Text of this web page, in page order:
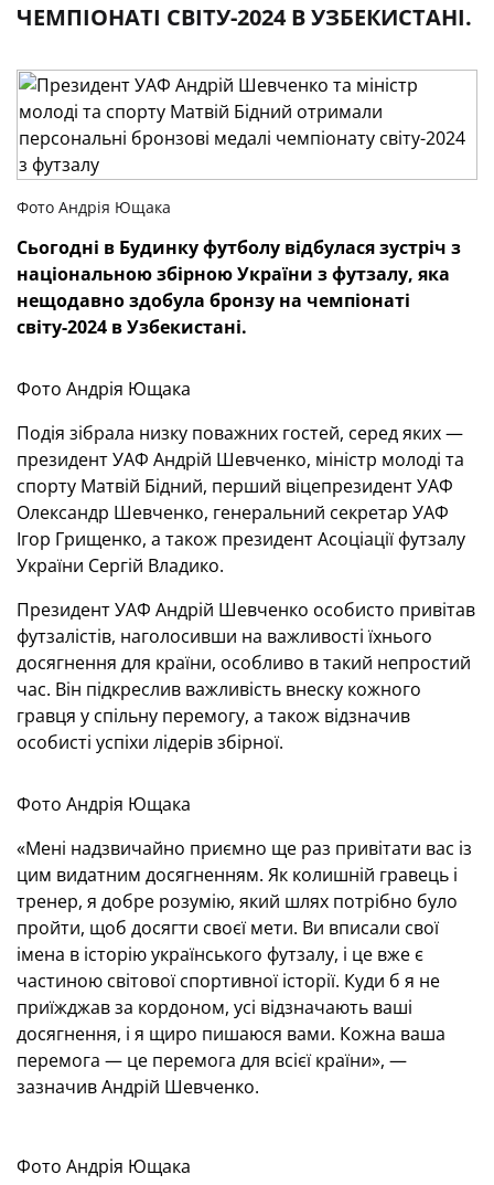
ЧЕМПІОНАТІ СВІТУ-2024 В УЗБЕКИСТАНІ.
Фото Андрія Ющака
Сьогодні в Будинку футболу відбулася зустріч з
національною збірною України з футзалу, яка
нещодавно здобула бронзу на чемпіонаті
світу-2024 в Узбекистані.
Фото Андрія Ющака
Подія зібрала низку поважних гостей, серед яких —
президент УАФ Андрій Шевченко, міністр молоді та
спорту Матвій Бідний, перший віцепрезидент УАФ
Олександр Шевченко, генеральний секретар УАФ
Ігор Грищенко, а також президент Асоціації футзалу
України Сергій Владико.
Президент УАФ Андрій Шевченко особисто привітав
футзалістів, наголосивши на важливості їхнього
досягнення для країни, особливо в такий непростий
час. Він підкреслив важливість внеску кожного
гравця у спільну перемогу, а також відзначив
особисті успіхи лідерів збірної.
Фото Андрія Ющака
«Мені надзвичайно приємно ще раз привітати вас із
цим видатним досягненням. Як колишній гравець і
тренер, я добре розумію, який шлях потрібно було
пройти, щоб досягти своєї мети. Ви вписали свої
імена в історію українського футзалу, і це вже є
частиною світової спортивної історії. Куди б я не
приїжджав за кордоном, усі відзначають ваші
досягнення, і я щиро пишаюся вами. Кожна ваша
перемога — це перемога для всієї країни», —
зазначив Андрій Шевченко.
Фото Андрія Ющака